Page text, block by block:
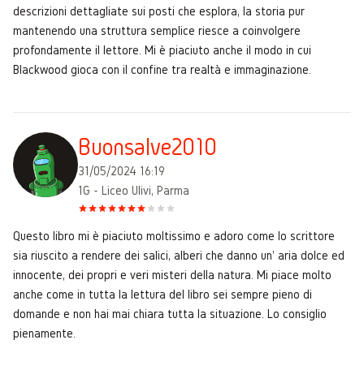
descrizioni dettagliate sui posti che esplora, la storia pur
mantenendo una struttura semplice riesce a coinvolgere
profondamente il lettore. Mi è piaciuto anche il modo in cui
Blackwood gioca con il confine tra realtà e immaginazione.
Buonsalve2010
31/05/2024 16:19
1G - Liceo Ulivi, Parma
Questo libro mi è piaciuto moltissimo e adoro come lo scrittore
sia riuscito a rendere dei salici, alberi che danno un' aria dolce ed
innocente, dei propri e veri misteri della natura. Mi piace molto
anche come in tutta la lettura del libro sei sempre pieno di
domande e non hai mai chiara tutta la situazione. Lo consiglio
pienamente.